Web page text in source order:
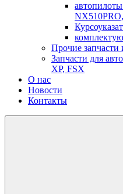
Прочие запчасти
Запчасти для
XP, FSX
О нас
Новости
Контакты